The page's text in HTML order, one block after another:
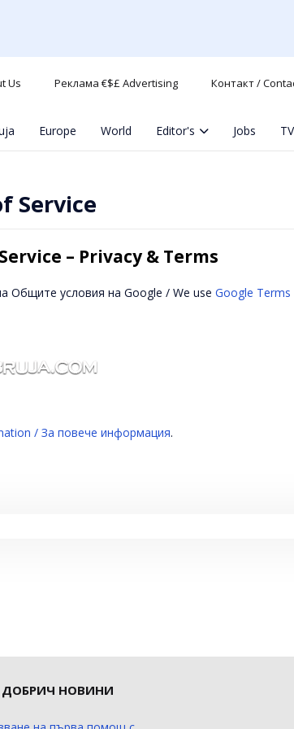
Us Реклама €$£ Advertising Контакт /
Europe World Editor's Jobs TV
Service
– Privacy & Terms
Общите условия на Google / We use Google Terms
/ За повече информация.
ДОБРИЧ НОВИНИ